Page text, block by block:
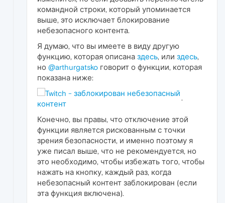
командной строки, который упоминается
выше, это исключает блокирование
небезопасного контента.
Я думаю, что вы имеете в виду другую
функцию, которая описана здесь, или здесь,
но @arthurgatsko говорит о функции, которая
показана ниже:
Конечно, вы правы, что отключение этой
функции является рискованным с точки
зрения безопасности, и именно поэтому я
уже писал выше, что не рекомендуется, но
это необходимо, чтобы избежать того, чтобы
нажать на кнопку, каждый раз, когда
небезопасный контент заблокирован (если
эта функция включена).